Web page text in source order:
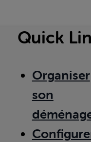
Quick
Organiser
son